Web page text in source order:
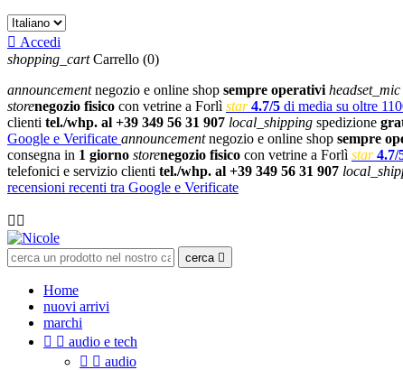
 Accedi
shopping_cart Carrello (0)
announcementnegozio e online shop sempre operativi headset_mic
storenegozio fisico con vetrine a Forlì star 4.7/5 di media su oltre
clienti tel./whp. al +39 349 56 31 907 local_shipping spedizione
Google e Verificate announcementnegozio e online shop sempre
consegna in 1 giorno storenegozio fisico con vetrine a Forlì star 4.7/
telefonici e servizio clienti tel./whp. al +39 349 56 31 907
recensioni recenti tra Google e Verificate

cerca 
Home
nuovi arrivi
marchi
  audio e tech
  audio